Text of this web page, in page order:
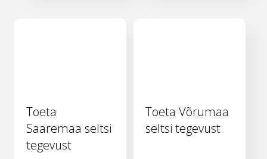
Toeta
Saaremaa seltsi
tegevust
Toeta Võrumaa
seltsi tegevust